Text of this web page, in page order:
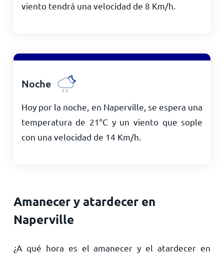
viento tendrá una velocidad de 8 Km/h
Noche
Hoy por la noche, en Naperville, se espera una
temperatura de 21°C y un viento que sople
con una velocidad de 14 Km/h
Amanecer y atardecer en
Naperville
¿A qué hora es el amanecer y el atardecer en